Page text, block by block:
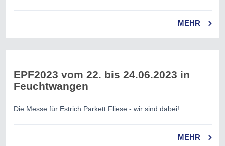
MEHR
EPF2023 vom 22. bis 24.06.2023 in
Feuchtwangen
Die Messe für Estrich Parkett Fliese - wir sind dabei!
MEHR